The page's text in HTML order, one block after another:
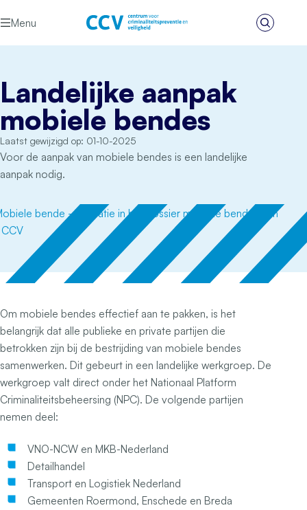
Menu
Zoeken
Landelijke aanpak
mobiele bendes
Laatst gewijzigd op: 01-10-2025
Voor de aanpak van mobiele bendes is een landelijke
aanpak nodig.
Om mobiele bendes effectief aan te pakken, is het
belangrijk dat alle publieke en private partijen die
betrokken zijn bij de bestrijding van mobiele bendes
samenwerken. Dit gebeurt in een landelijke werkgroep. De
werkgroep valt direct onder het Nationaal Platform
Criminaliteitsbeheersing (NPC). De volgende partijen
nemen deel:
VNO-NCW en MKB-Nederland
Detailhandel
Transport en Logistiek Nederland
Gemeenten Roermond, Enschede en Breda